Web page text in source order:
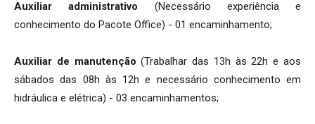
Auxiliar administrativo (Necessário experiência e
conhecimento do Pacote Office) - 01 encaminhamento;
Auxiliar de manutenção (Trabalhar das 13h às 22h e aos
sábados das 08h às 12h e necessário conhecimento em
hidráulica e elétrica) - 03 encaminhamentos;